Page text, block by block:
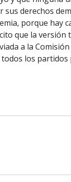
sus derechos
porque hay
que la versión
a la
los partidos